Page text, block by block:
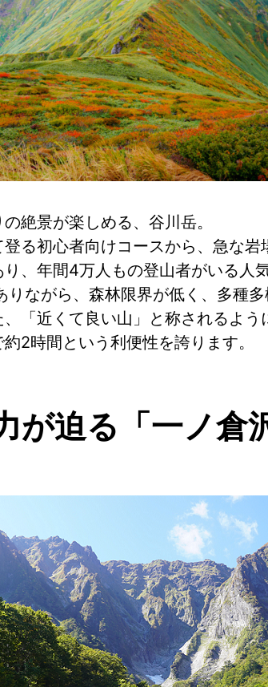
絶景が楽しめる、谷川岳。
る初心者向けコースから、急な
、年間4万人もの登山者がいる人
りながら、森林限界が低く、多種
「近くて良い山」と称されるよ
2時間という利便性を誇ります。
が迫る「一ノ倉